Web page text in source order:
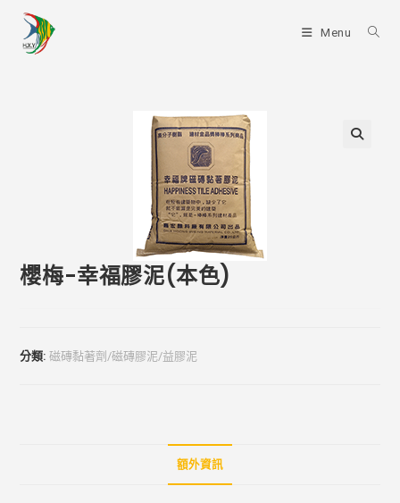
content
Menu
櫻梅-幸福膠泥(本色)
分類:磁磚黏著劑/磁磚膠泥/益膠泥
額外資訊